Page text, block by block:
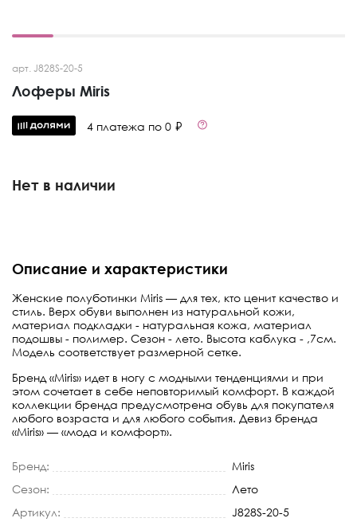
арт. J828S-20-5
Лоферы Miris
4 платежа по 0 ₽
Нет в наличии
Описание и характеристики
Женские полуботинки Miris — для тех, кто ценит качество и
стиль. Верх обуви выполнен из натуральной кожи,
материал подкладки - натуральная кожа, материал
подошвы - полимер. Сезон - лето. Высота каблука - ,7см.
Модель соответствует размерной сетке.
Бренд «Miris» идет в ногу с модными тенденциями и при
этом сочетает в себе неповторимый комфорт. В каждой
коллекции бренда предусмотрена обувь для покупателя
любого возраста и для любого события. Девиз бренда
«Miris» — «мода и комфорт».
Бренд:
Miris
Сезон:
Лето
Артикул:
J828S-20-5